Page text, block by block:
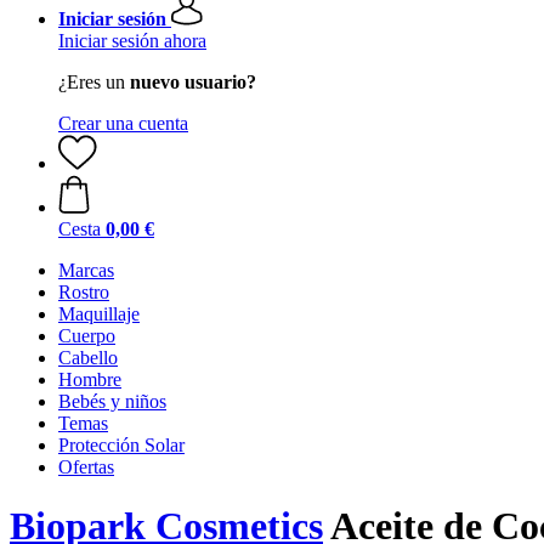
Iniciar sesión
Iniciar sesión ahora
¿Eres un nuevo usuario?
Crear una cuenta
Cesta 0,00 €
Marcas
Rostro
Maquillaje
Cuerpo
Cabello
Hombre
Bebés y niños
Temas
Protección Solar
Ofertas
Biopark CosmeticsAceite de